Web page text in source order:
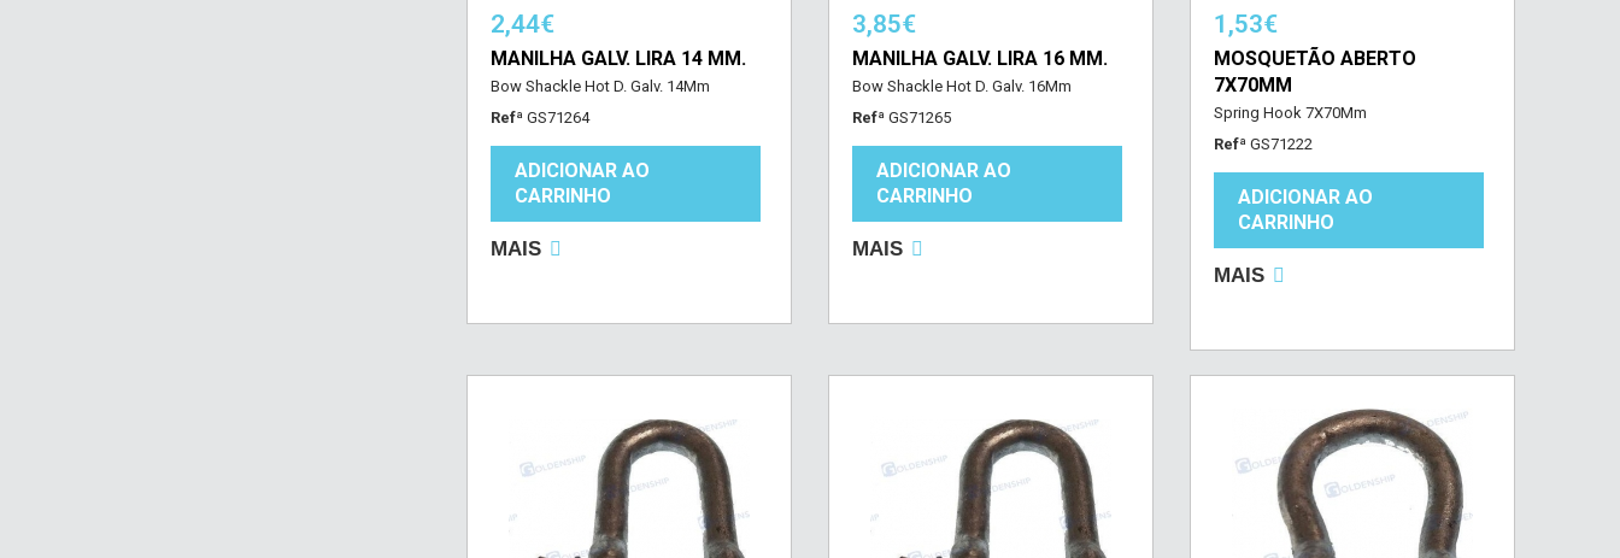
2,44€
MANILHA GALV. LIRA 14 MM.
Bow Shackle Hot D. Galv. 14Mm
Refª GS71264
ADICIONAR AO
CARRINHO
MAIS
3,85€
MANILHA GALV. LIRA 16 MM.
Bow Shackle Hot D. Galv. 16Mm
Refª GS71265
ADICIONAR AO
CARRINHO
MAIS
1,53€
MOSQUETÃO ABERTO
7X70MM
Spring Hook 7X70Mm
Refª GS71222
ADICIONAR AO
CARRINHO
MAIS